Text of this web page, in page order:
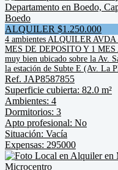
Departamento en Boedo,
Boedo
ALQUILER $1.250.000
4 ambientes ALQUILER
MES DE DEPOSITO Y 1
muy bien ubicado sobre la Av.
la estación de Subte E (Av. La
Ref. JAP8587855
Superficie cubierta: 82.0 m²
Ambientes: 4
Dormitorios: 3
Apto profesional: No
Situación: Vacía
Expensas: 295000